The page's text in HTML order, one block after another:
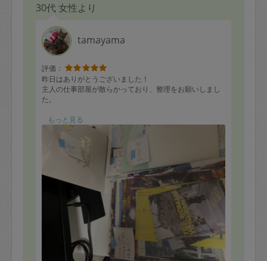
30代 女性より
tamayama
評価：
昨日はありがとうございました！
主人の仕事部屋が散らかっており、整理をお願いしまし
た。
紙類や漫画雑誌は分類ごとに分けていただき綺麗にして
もらい大変助かりました！！紙に分かりやすく書いてい
ただいたので、主人がみてすぐ判断できて良かったで
また機会がありましたら、宜しくお願いいたします。
もっと見る